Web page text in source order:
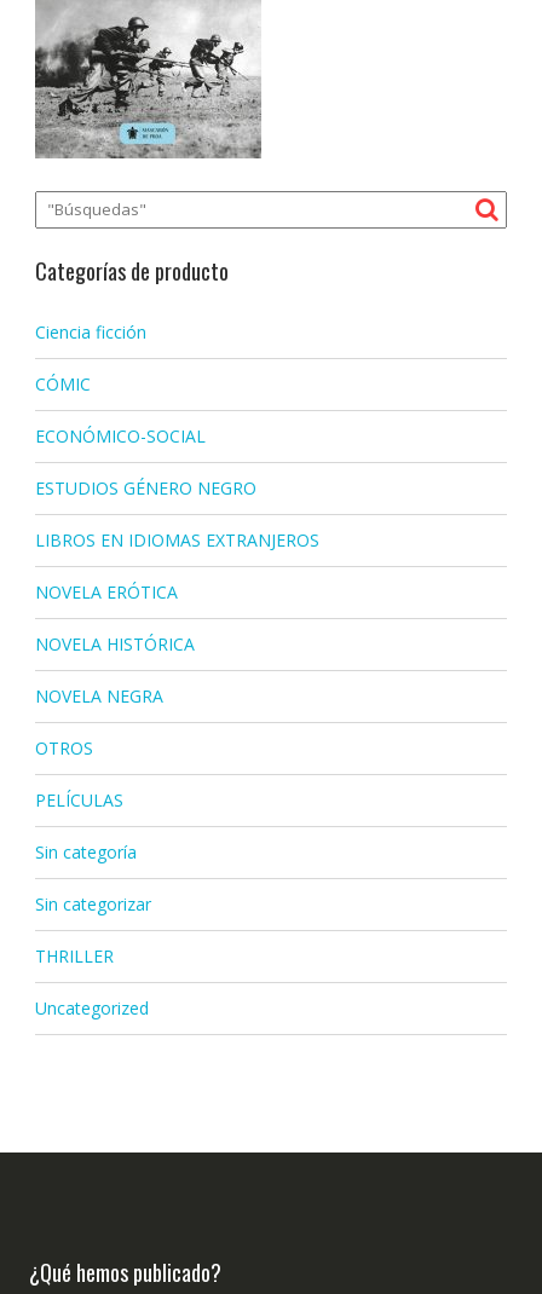
Categorías de producto
Ciencia ficción
CÓMIC
ECONÓMICO-SOCIAL
ESTUDIOS GÉNERO NEGRO
LIBROS EN IDIOMAS EXTRANJEROS
NOVELA ERÓTICA
NOVELA HISTÓRICA
NOVELA NEGRA
OTROS
PELÍCULAS
Sin categoría
Sin categorizar
THRILLER
Uncategorized
¿Qué hemos publicado?